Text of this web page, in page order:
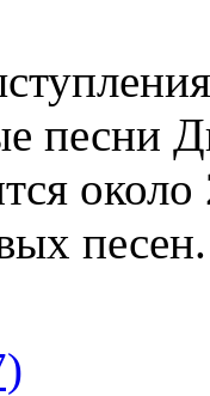
песни